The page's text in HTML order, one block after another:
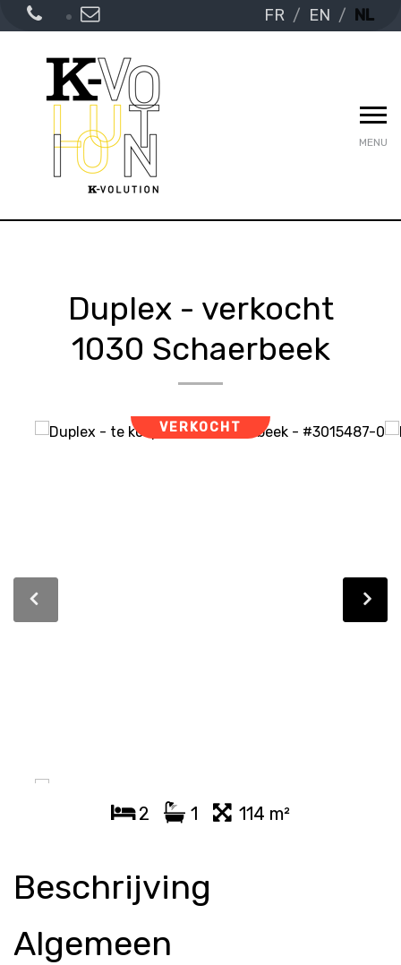
FR EN NL
MENU
Duplex - verkocht
1030 Schaerbeek
VERKOCHT
2 1 114 m²
Beschrijving
Algemeen